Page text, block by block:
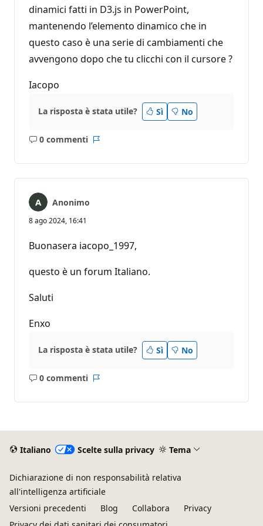
dinamici fatti in D3.js in PowerPoint,
mantenendo l’elemento dinamico che in
questo caso è una serie di cambiamenti che
avvengono dopo che tu clicchi con il cursore ?
Iacopo
La risposta è stata utile? Sì No
0 commenti
Nessun
Anonimo
8 ago 2024, 16:41
Buonasera iacopo_1997,
questo è un forum Italiano.
Saluti
Enxo
La risposta è stata utile? Sì No
0 commenti
Nessun
Italiano Scelte sulla privacy Tema
Dichiarazione di non responsabilità relativa
all'intelligenza artificiale
Versioni precedenti
Blog Collabora
Privacy